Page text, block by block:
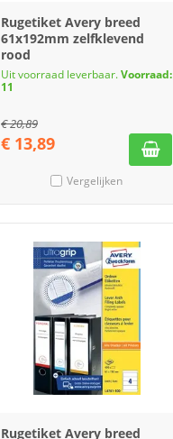
Rugetiket Avery breed
61x192mm zelfklevend
rood
Uit voorraad leverbaar.Voorraad:
11
€20,89
€ 13,89
Vergelijken
Rugetiket Avery breed